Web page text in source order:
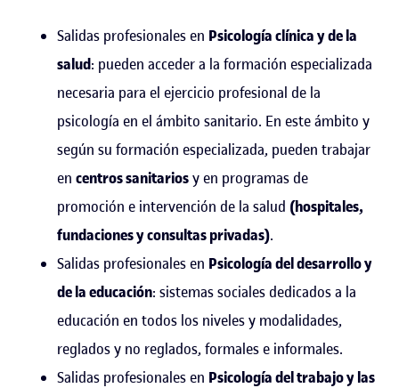
Salidas profesionales en Psicología clínica y de la
salud: pueden acceder a la formación especializada
necesaria para el ejercicio profesional de la
psicología en el ámbito sanitario. En este ámbito y
según su formación especializada, pueden trabajar
en centros sanitariosy en programas de
promoción e intervención de la salud (hospitales,
fundaciones y consultas privadas).
Salidas profesionales en Psicología del desarrollo y
de la educación: sistemas sociales dedicados a la
educación en todos los niveles y modalidades,
reglados y no reglados, formales e informales.
Salidas profesionales en Psicología del trabajo y las